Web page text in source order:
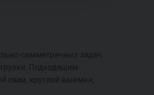
симметричных задач.
Подходящим
сваи, круглой выемки,